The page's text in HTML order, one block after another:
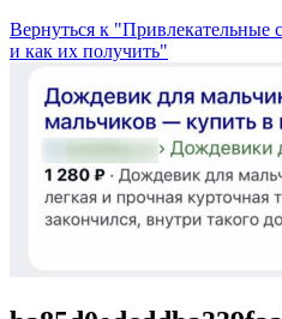
Вернуться к "Привлекательные
и как их получить"